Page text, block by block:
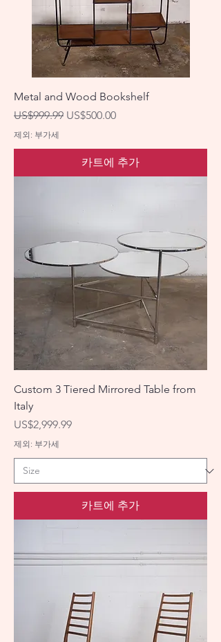
Metal and Wood Bookshelf
일반가
US$999.99 할인가
US$500.00
제외: 부가세
카트에 추가
Custom 3 Tiered Mirrored Table from
Italy
가격
US$2,999.99
제외: 부가세
카트에 추가